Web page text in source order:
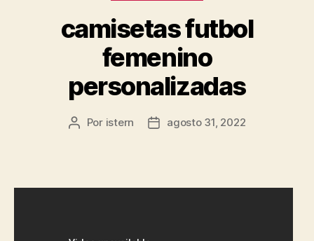
camisetas futbol
femenino
personalizadas
Autor
Por istern
Fechaagosto 31, 2022